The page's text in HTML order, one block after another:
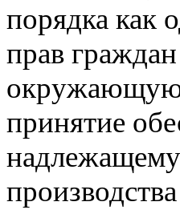
порядка как
прав
окружающую
принятие